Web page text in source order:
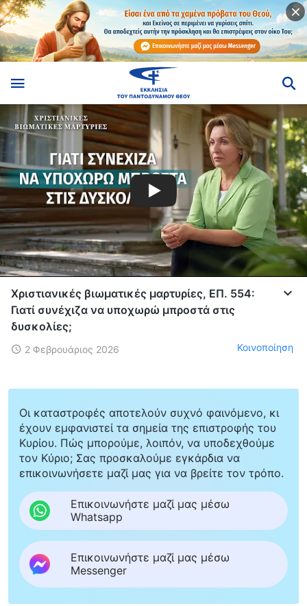
Χριστιανικές βιωματικές μαρτυρίες, ΕΠ. 554:
Γιατί συνέχιζα να υποχωρώ μπροστά στις
δυσκολίες;
2 Φεβρουάριος 2026 Κοινοποίηση
Οι καταστροφές αποτελούν συχνό φαινόμενο, κι
έχουν εμφανιστεί τα σημεία της επιστροφής του
Κυρίου. Πώς μπορούμε, λοιπόν, να υποδεχθούμε
τον Κύριο; Σας προσκαλούμε εγκάρδια να
επικοινωνήσετε μαζί μας για να βρείτε τον τρόπο.
Επικοινωνήστε μαζί μας μέσω
Whatsapp
Επικοινωνήστε μαζί μας μέσω
Messenger